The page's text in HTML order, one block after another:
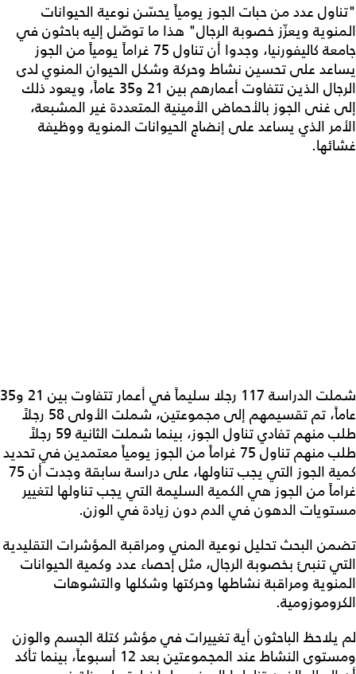
"تناول عدد من حبات الجوز يومياً يحسّن نوعية الحيوانات
المنوية ويعزّز خصوبة الرجال" هذا ما توصّل إليه باحثون في
جامعة كاليفورنيا، وجدوا أن تناول 75 غراماً يومياً من الجوز
يساعد على تحسين نشاط وحركة وشكل الحيوان المنوي لدى
الرجال الذين تتفاوت أعمارهم بين 21 و35 عاماً، ويعود ذلك
إلى غنى الجوز بالأحماض الأمينية المتعددة غير المشبعة،
الأمر الذي يساعد على إنضاج الحيوانات المنوية ووظيفة
غشائها.
شملت الدراسة 117 رجلا سليماً في أعمار تتفاوت بين 21 و35
عاماً، تم تقسيمهم إلى مجموعتين، شملت الأولى 58 رجلاً
طلب منهم تفادي تناول الجوز، بينما شملت الثانية 59 رجلاً
طلب منهم تناول 75 غراماً من الجوز يومياً معتمدين في تحديد
كمية الجوز التي يجب تناولها، على دراسة سابقة وجدت أن 75
غراماً من الجوز هي الكمية السليمة التي يجب تناولها لتغيير
مستويات الدهون في الدم دون زيادة في الوزن.
تضمن البحث تحليل نوعية المني ومراقبة المؤشرات التقليدية
التي تنبئ بخصوبة الرجال، مثل إحصاء عدد وكمية الحيوانات
المنوية ومراقبة نشاطها وحركتها وشكلها والتشوهات
الكروموزومية.
لم يلاحظ الباحثون أية تغييرات في مؤشر كتلة الجسم والوزن
ومستوى النشاط عند المجموعتين بعد 12 أسبوعاً، بينما تأكد